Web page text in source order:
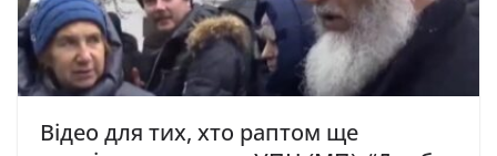
Відео для тих, хто раптом ще